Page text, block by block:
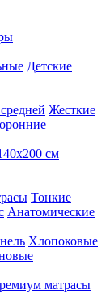
Детские
Жесткие
см
Тонкие
Анатомические
Хлопоковые
матрасы